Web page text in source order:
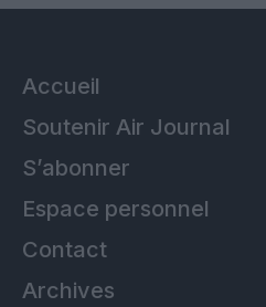
Accueil
Soutenir Air Journal
S’abonner
Espace personnel
Contact
Archives